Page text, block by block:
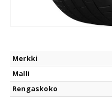
Merkki
Malli
Rengaskoko